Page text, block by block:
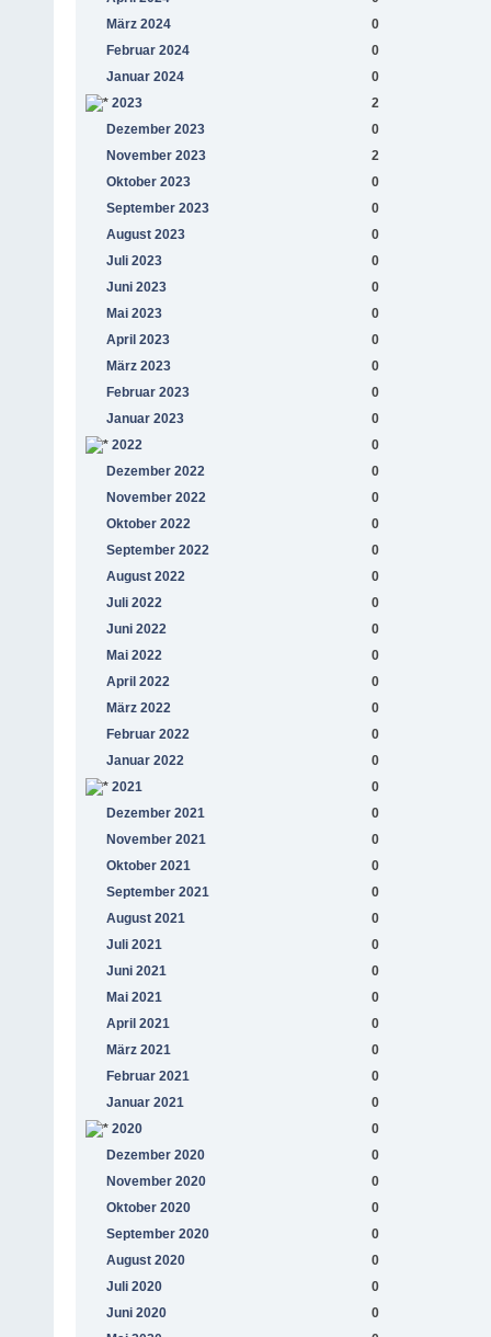
März 2024
0
Februar 2024
0
Januar 2024
0
2023
2
Dezember 2023
0
November 2023
2
Oktober 2023
0
September 2023
0
August 2023
0
Juli 2023
0
Juni 2023
0
Mai 2023
0
April 2023
0
März 2023
0
Februar 2023
0
Januar 2023
0
2022
0
Dezember 2022
0
November 2022
0
Oktober 2022
0
September 2022
0
August 2022
0
Juli 2022
0
Juni 2022
0
Mai 2022
0
April 2022
0
März 2022
0
Februar 2022
0
Januar 2022
0
2021
0
Dezember 2021
0
November 2021
0
Oktober 2021
0
September 2021
0
August 2021
0
Juli 2021
0
Juni 2021
0
Mai 2021
0
April 2021
0
März 2021
0
Februar 2021
0
Januar 2021
0
2020
0
Dezember 2020
0
November 2020
0
Oktober 2020
0
September 2020
0
August 2020
0
Juli 2020
0
Juni 2020
0